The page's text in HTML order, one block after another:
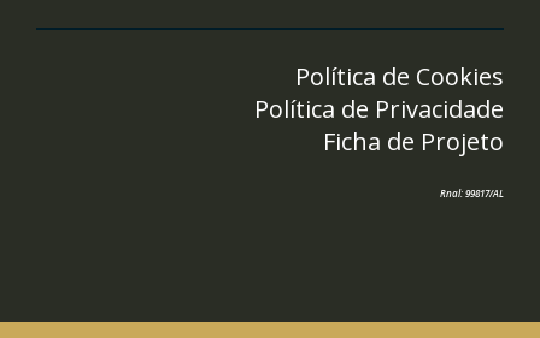
Política de Cookies
Política de Privacidade
Ficha de Projeto
Rnal: 99817/AL